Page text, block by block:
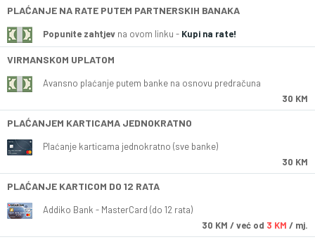
PLAĆANJE NA RATE PUTEM PARTNERSKIH BANAKA
Popunite zahtjev na ovom linku - Kupi na rate!
VIRMANSKOM UPLATOM
Avansno plaćanje putem banke na osnovu predračuna
30 KM
PLAĆANJEM KARTICAMA JEDNOKRATNO
Plaćanje karticama jednokratno (sve banke)
30 KM
PLAĆANJE KARTICOM DO 12 RATA
Addiko Bank - MasterCard (do 12 rata)
30 KM / već od 3 KM / mj.